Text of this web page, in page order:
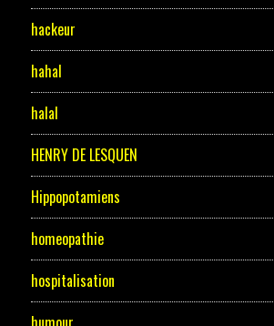
hackeur
hahal
halal
HENRY DE LESQUEN
Hippopotamiens
homeopathie
hospitalisation